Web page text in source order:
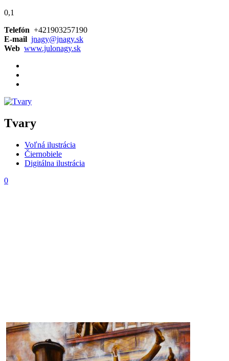
0,1
Telefón +421903257190
E-mail jnagy@jnagy.sk
Web www.julonagy.sk
Tvary
Voľná ilustrácia
Čiernobiele
Digitálna ilustrácia
0